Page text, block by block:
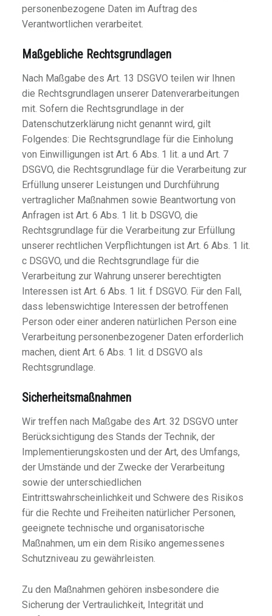
personenbezogene Daten im Auftrag des
Verantwortlichen verarbeitet.
Maßgebliche Rechtsgrundlagen
Nach Maßgabe des Art. 13 DSGVO teilen wir Ihnen
die Rechtsgrundlagen unserer Datenverarbeitungen
mit. Sofern die Rechtsgrundlage in der
Datenschutzerklärung nicht genannt wird, gilt
Folgendes: Die Rechtsgrundlage für die Einholung
von Einwilligungen ist Art. 6 Abs. 1 lit. a und Art. 7
DSGVO, die Rechtsgrundlage für die Verarbeitung zur
Erfüllung unserer Leistungen und Durchführung
vertraglicher Maßnahmen sowie Beantwortung von
Anfragen ist Art. 6 Abs. 1 lit. b DSGVO, die
Rechtsgrundlage für die Verarbeitung zur Erfüllung
unserer rechtlichen Verpflichtungen ist Art. 6 Abs. 1 lit.
c DSGVO, und die Rechtsgrundlage für die
Verarbeitung zur Wahrung unserer berechtigten
Interessen ist Art. 6 Abs. 1 lit. f DSGVO. Für den Fall,
dass lebenswichtige Interessen der betroffenen
Person oder einer anderen natürlichen Person eine
Verarbeitung personenbezogener Daten erforderlich
machen, dient Art. 6 Abs. 1 lit. d DSGVO als
Rechtsgrundlage.
Sicherheitsmaßnahmen
Wir treffen nach Maßgabe des Art. 32 DSGVO unter
Berücksichtigung des Stands der Technik, der
Implementierungskosten und der Art, des Umfangs,
der Umstände und der Zwecke der Verarbeitung
sowie der unterschiedlichen
Eintrittswahrscheinlichkeit und Schwere des Risikos
für die Rechte und Freiheiten natürlicher Personen,
geeignete technische und organisatorische
Maßnahmen, um ein dem Risiko angemessenes
Schutzniveau zu gewährleisten.
Zu den Maßnahmen gehören insbesondere die
Sicherung der Vertraulichkeit, Integrität und